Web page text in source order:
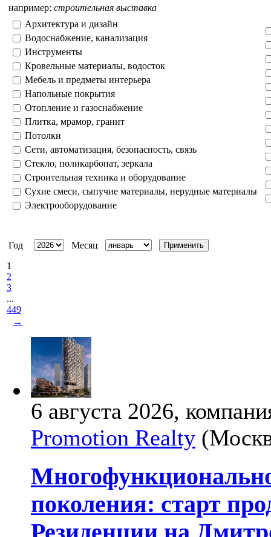
например: строительная выставка
Архитектура и дизайн
Водоснабжение, канализация
Инструменты
Кровельные материалы, водосток
Мебель и предметы интерьера
Напольные покрытия
Отопление и газоснабжение
Плитка, мрамор, гранит
Потолки
Сети, автоматизация, безопасность, связь
Стекло, поликарбонат, зеркала
Строительная техника и оборудование
Сухие смеси, сыпучие материалы, нерудные материалы
Электрооборудование
Год
Месяц
1
2
3
...
449
→
6 августа 2026,
Promotion Realty
поколения: старт